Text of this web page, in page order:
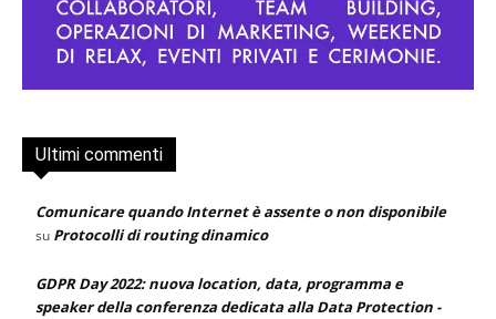
Ultimi commenti
Comunicare quando Internet è assente o non disponibile
su Protocolli di routing dinamico
GDPR Day 2022: nuova location, data, programma e
speaker della conferenza dedicata alla Data Protection -